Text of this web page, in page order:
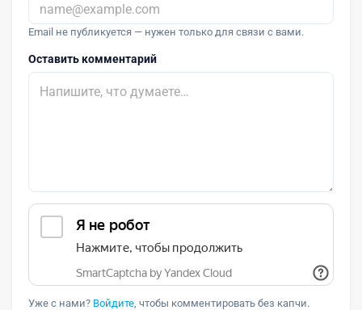
Email не публикуется — нужен только для связи с вами.
Оставить комментарий
Уже с нами? Войдите, чтобы комментировать без капчи.